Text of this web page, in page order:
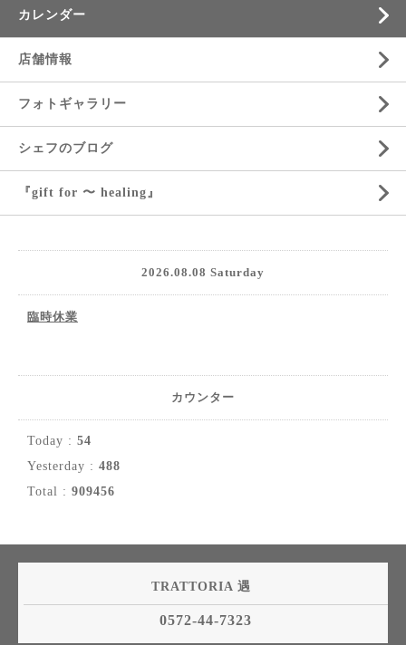
カレンダー
店舗情報
フォトギャラリー
シェフのブログ
『gift for 〜 healing』
2026.08.08 Saturday
臨時休業
カウンター
Today : 54
Yesterday : 488
Total : 909456
TRATTORIA 遇
0572-44-7323